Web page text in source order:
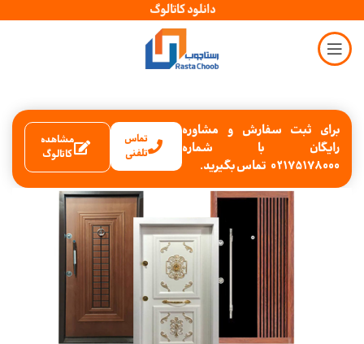
دانلود کاتالوگ
برای ثبت سفارش و مشاوره
رایگان با شماره
02175178000 تماس بگیرید.
تماس
تلفنی
مشاهده
کاتالوگ